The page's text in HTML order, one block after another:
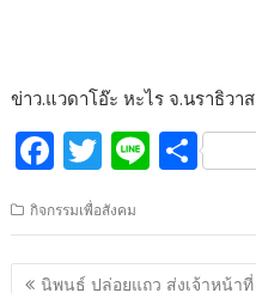
ข่าว.แวดาโอ๊ะ หะไร จ.นราธิวาส
F
ac
e
b
T
itt
er
Li
e
S
ar
e
กิจกรรมเพื่อสังคม
แนะแนว
นิพนธ์ ปล่อยแถว ส่งเจ้าหน้าที่